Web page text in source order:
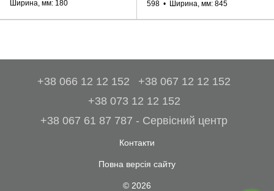
Ширина, мм 180
598
Ширина, мм 845
+38 066 12 12 152
+38 067 12 12 152
+38 073 12 12 152
+38 067 61 87 787 - Сервісний центр
Контакти
Повна версія сайту
© 2026